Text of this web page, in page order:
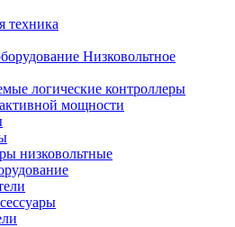
техника
Низковольтное
логические контроллеры
мощности
низковольтные